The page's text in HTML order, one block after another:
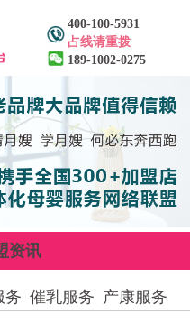
400-100-5931
占线请重拨
189-1002-0275
资讯
务 催乳服务 产康服务